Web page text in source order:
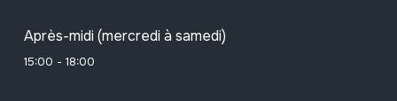
Après-midi (mercredi à samedi)
15:00 - 18:00